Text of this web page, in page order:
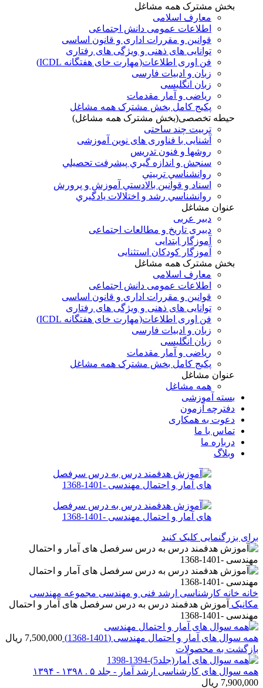
بخش مشترک همه مشاغل
معارف اسلامی
اطلاعات عمومی دانش اجتماعی
قوانین و مقررات اداری و قانون اساسی
توانایی های ذهنی و ویژگی های رفتاری
فن اوری اطلاعات(مهارت خای هفتگانه ICDL)
زبان و ادبیات فارسی
زبان انگلیسی
ریاضی و آمار مقدمات
پکیج کامل بخش مشترک همه مشاغل
حیطه تخصصی(بخش مشترک همه مشاغل)
تربیت چند ساحتی
آشنایی با فناوری های نوین آموزشی
روشها و فنون تدريس
سنجش و اندازه گيري پيشرفت تحصيلي
روانشناسي تربيتي
اسناد و قوانين بالادستي آموزش و پرورش
روانشناسي رشد و اختلالات يادگيري
عنوان مشاغل
دبير عربی
دبیری تاریخ و مطالعات اجتماعی
آموزگار ابتدایی
آموزگار کودکان استثنایی
بخش مشترک همه مشاغل
معارف اسلامی
اطلاعات عمومی دانش اجتماعی
قوانین و مقررات اداری و قانون اساسی
توانایی های ذهنی و ویژگی های رفتاری
فن اوری اطلاعات(مهارت خای هفتگانه ICDL)
زبان و ادبیات فارسی
زبان انگلیسی
ریاضی و آمار مقدمات
پکیج کامل بخش مشترک همه مشاغل
عنوان مشاغل
همه مشاغل
بسته آموزشی
دفترچه آزمون
دعوت به همکاری
تماس با ما
درباره ما
وبلاگ
برای بزرگنمایی کلیک کنید
خانه خانه کارشناسی ارشد فنی و مهندسی مجموعه مهندسی
مکانیک آموزش هدفمند درس به درس سرفصل های آمار و احتمال
مهندسی -1401-1368
همه سوال های آمار و احتمال مهندسی (1401-1368) 7,500,000 ریال
بازگشت به محصولات
همه سوال های کارشناسی ارشد آمار - جلد ۵ . ۱۳۹۸ - ۱۳۹۴
7,900,000 ریال